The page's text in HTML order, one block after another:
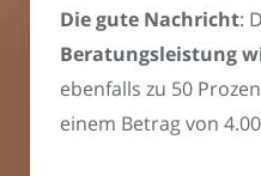
Die gute Nachricht:
Beratungsleistung
ebenfalls zu 50
einem Betrag von